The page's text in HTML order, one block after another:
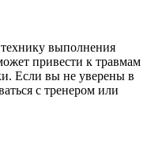
выполнения
привести к травмам
Если вы не уверены в
с тренером или